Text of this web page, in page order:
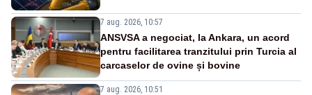
7 aug. 2026, 10:57
ANSVSA a negociat, la Ankara, un acord
pentru facilitarea tranzitului prin Turcia al
carcaselor de ovine și bovine
7 aug. 2026, 10:51